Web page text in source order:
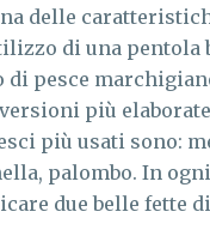
delle
di una pentola
di pesce
più
più usati sono:
palombo. In
due belle fette